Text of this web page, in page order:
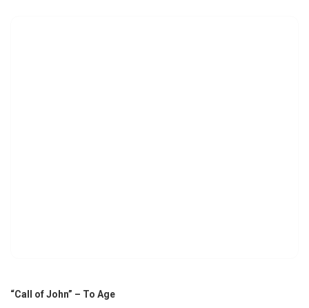
“Call of John” – To Age